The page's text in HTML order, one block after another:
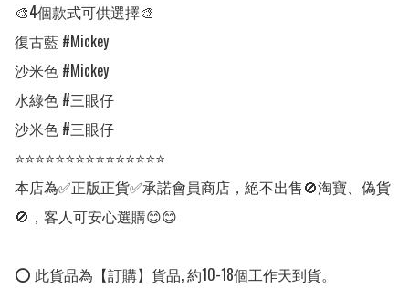
🎨4個款式可供選擇🎨
復古藍 #Mickey
沙米色 #Mickey
水綠色 #三眼仔
沙米色 #三眼仔
⭐⭐⭐⭐⭐⭐⭐⭐⭐⭐⭐⭐⭐⭐⭐
本店為✅正版正貨✅承諾會員商店，絕不出售🚫淘寶、偽貨
🚫，客人可安心選購😊😊
⭕ 此貨品為【訂購】貨品, 約10-18個工作天到貨。